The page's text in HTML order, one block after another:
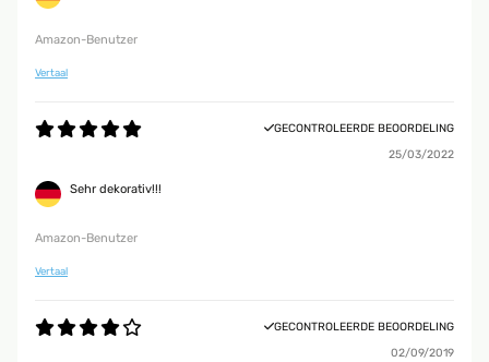
Amazon-Benutzer
Vertaal
GECONTROLEERDE BEOORDELING
25/03/2022
Sehr dekorativ!!!
Amazon-Benutzer
Vertaal
GECONTROLEERDE BEOORDELING
02/09/2019